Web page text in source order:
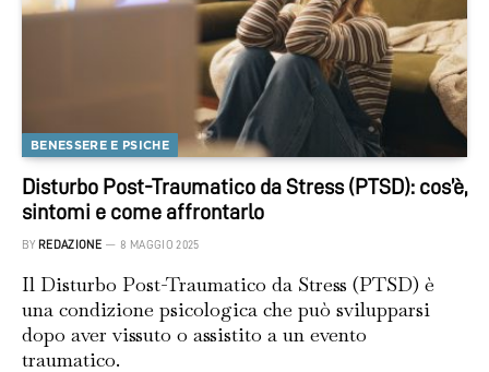
BENESSERE E PSICHE
Disturbo Post-Traumatico da Stress (PTSD): cos’è,
sintomi e come affrontarlo
BY REDAZIONE 8 MAGGIO 2025
Il Disturbo Post-Traumatico da Stress (PTSD) è
una condizione psicologica che può svilupparsi
dopo aver vissuto o assistito a un evento
traumatico.